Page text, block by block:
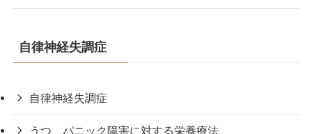
自律神経失調症
自律神経失調症
うつ、パニック障害に対する栄養療法